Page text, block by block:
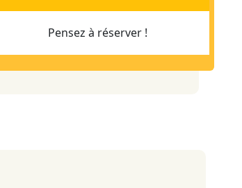
Pensez à réserver !